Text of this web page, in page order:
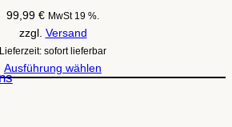
99,99 € MwSt 19 %.
zzgl. Versand
Lieferzeit: sofort lieferbar
Ausführung wählen